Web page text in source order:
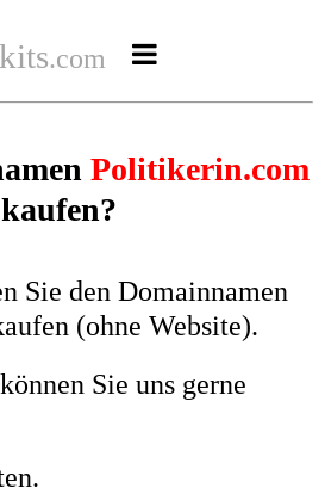
.com 
Live
Audios
Politikerin.com
kaufen?
Sie den Domainnamen
(ohne Website).
Sie uns gerne